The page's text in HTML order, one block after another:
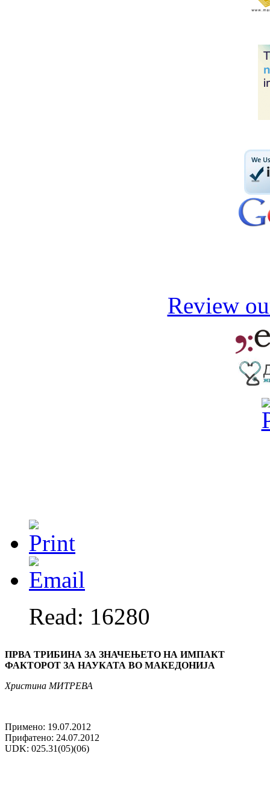
Review
Read: 16280
ПРВА ТРИБИНА ЗА ЗНАЧЕЊЕТО НА ИМПАКТ
ФАКТОРОТ ЗА НАУКАТА ВО МАКЕДОНИЈА
Христина МИТРЕВА
Примено: 19.07.2012
Прифатено: 24.07.2012
UDK: 025.31(05)(06)